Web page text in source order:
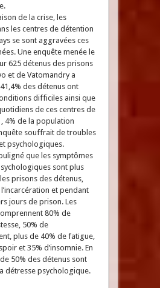
de la crise, les
les centres de détention
se sont aggravées ces
Une enquête menée le
625 détenus des prisons
et de Vatomandry a
des détenus ont
difficiles ainsi que
de ces centres de
4% de la population
souffrait de troubles
psychologiques.
que les symptômes
sont plus
prisons des détenus,
et pendant
jours de prison. Les
80% de
50% de
plus de 40% de fatigue,
et 35% d’insomnie. En
50% des détenus sont
détresse psychologique.